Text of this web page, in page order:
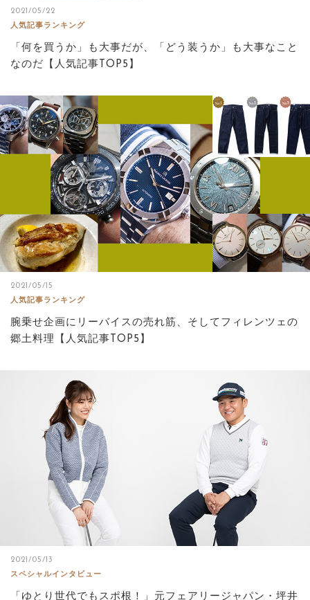
2021/05/22
人気記事ランキング
「何を買うか」も大事だが、「どう装うか」も大事なこと
なのだ【人気記事TOP5】
2021/05/15
人気記事ランキング
腕乗せ企画にリーバイスの売れ筋、そしてフィレンツェの
郷土料理【人気記事TOP5】
2021/05/13
スペシャルインタビュー
「ゆとり世代でもスポ根！」元フェアリージャパン・坪井